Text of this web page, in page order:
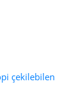
çekilebilen